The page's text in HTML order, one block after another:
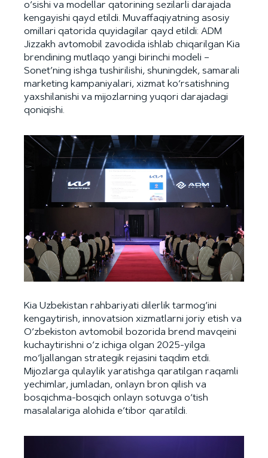
o‘sishi va modellar qatorining sezilarli darajada
kengayishi qayd etildi. Muvaffaqiyatning asosiy
omillari qatorida quyidagilar qayd etildi: ADM
Jizzakh avtomobil zavodida ishlab chiqarilgan Kia
brendining mutlaqo yangi birinchi modeli –
Sonet’ning ishga tushirilishi, shuningdek, samarali
marketing kampaniyalari, xizmat ko‘rsatishning
yaxshilanishi va mijozlarning yuqori darajadagi
qoniqishi.
Kia Uzbekistan rahbariyati dilerlik tarmog‘ini
kengaytirish, innovatsion xizmatlarni joriy etish va
O‘zbekiston avtomobil bozorida brend mavqeini
kuchaytirishni o‘z ichiga olgan 2025-yilga
mo‘ljallangan strategik rejasini taqdim etdi.
Mijozlarga qulaylik yaratishga qaratilgan raqamli
yechimlar, jumladan, onlayn bron qilish va
bosqichma-bosqich onlayn sotuvga o‘tish
masalalariga alohida e’tibor qaratildi.